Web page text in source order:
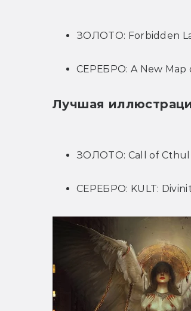
ЗОЛОТО: Forbidden
СЕРЕБРО: A New Map
Лучшая
ЗОЛОТО: Call of
СЕРЕБРО: KULT: